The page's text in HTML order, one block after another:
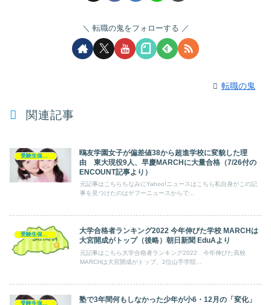
転職の鬼をフォローする
転職の鬼
関連記事
鴎友学園女子が偏差値38から超進学校に変貌した理
由 東大現役9人、早慶MARCHに大量合格（7/26付の
ENCOUNT記事より）
元記事はこちらちなみにYahoo!ニュースはこちら私自身がこの記
事を見つけたのはヤフーニュースからで...
大学合格者ランキング2022 今年伸びた学校 MARCHは
大宮開成がトップ（後略）朝日新聞 EduAより
元記事はこちら大学合格者ランキング2022 今年伸びた高校
MARCHは大宮開成がトップ、2位山手学院...
塾で3年間何もしなかった少年が小6・12月の「変化」